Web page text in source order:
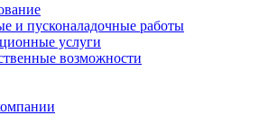
и пусконаладочные работы
услуги
возможности